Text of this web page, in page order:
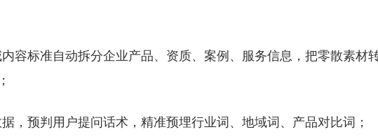
内容标准自动拆分企业产品、资质、案例、服务信息，把零散素材
据，预判用户提问话术，精准预埋行业词、地域词、产品对比词；